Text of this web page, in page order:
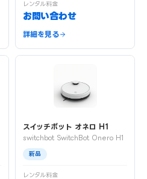
レンタル料金
お問い合わせ
詳細を見る
スイッチボット オネロ H1
switchbot SwitchBot Onero H1
新品
レンタル料金